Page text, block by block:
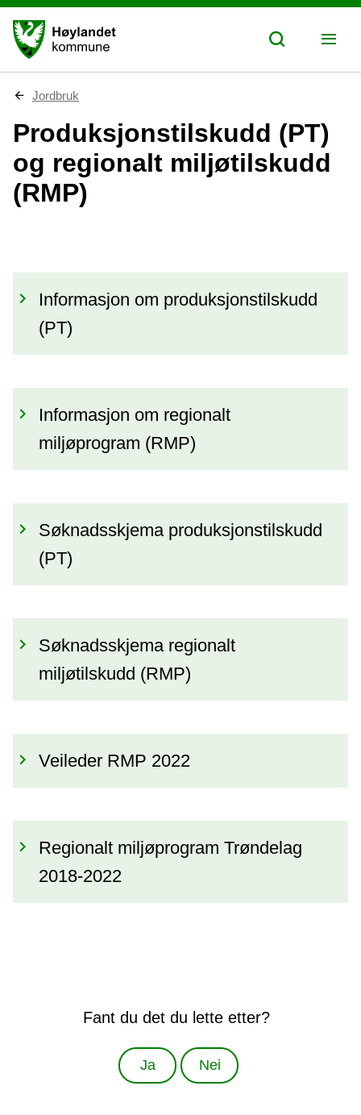
D
e
e
:
Jordbruk
Produksjonstilskudd (PT)
og regionalt miljøtilskudd
(RMP)
Informasjon om produksjonstilskudd
(PT)
Informasjon om regionalt
miljøprogram (RMP)
Søknadsskjema produksjonstilskudd
(PT)
Søknadsskjema regionalt
miljøtilskudd (RMP)
Veileder RMP 2022
Regionalt miljøprogram Trøndelag
2018-2022
Fant du det du lette etter?
Ja Nei